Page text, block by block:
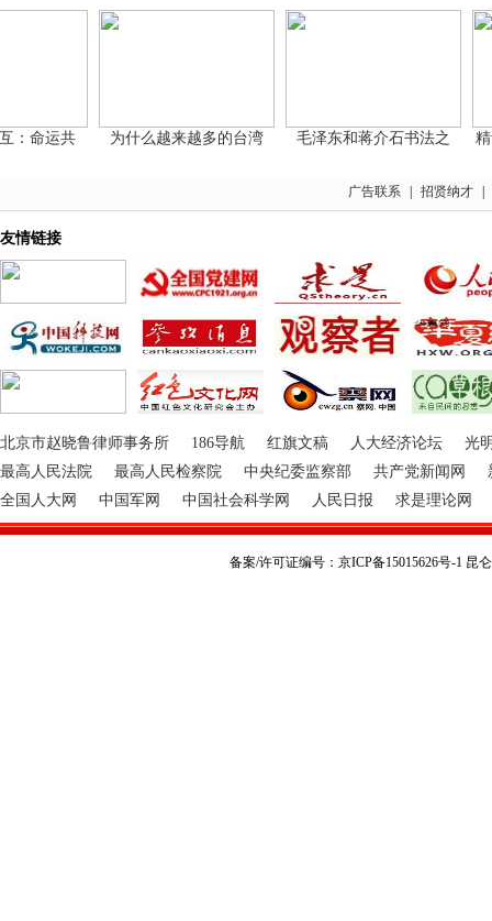
命运共 为什么越来越多的台湾 毛泽东和蒋介石书法之 精
广告联系 招贤纳才
友情链接
北京市赵晓鲁律师事务所 186导航 红旗文稿 人大经济论坛
光
最高人民法院
最高人民检察院 中央纪委监察部 共产党新闻网
全国人大网
中国军网 中国社会科学网 人民日报 求是理论网
备案/许可证编号：京ICP备15015626号-1 昆